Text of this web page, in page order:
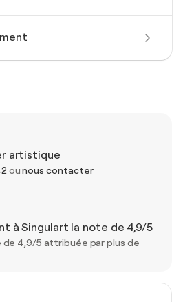
artistique
ounous contacter
à Singulart la note de 4,9/5
de 4,9/5 attribuée par plus de